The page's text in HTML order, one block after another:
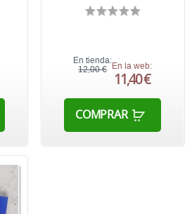
En tienda:
12,00 €
En la web:
11,40 €
COMPRAR